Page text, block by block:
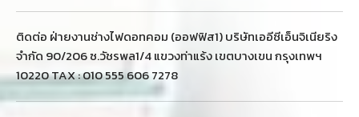
ติดต่อ ฝ่ายงานช่างไฟดอทคอม (ออฟฟิส1) บริษัทเออีซีเอ็นจิเนียริง
จำกัด 90/206 ซ.วัชรพล1/4 แขวงท่าแร้ง เขตบางเขน กรุงเทพฯ
10220 TAX : 010 555 606 7278